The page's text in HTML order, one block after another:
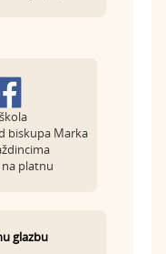
biskupa Marka
na platnu
glazbu